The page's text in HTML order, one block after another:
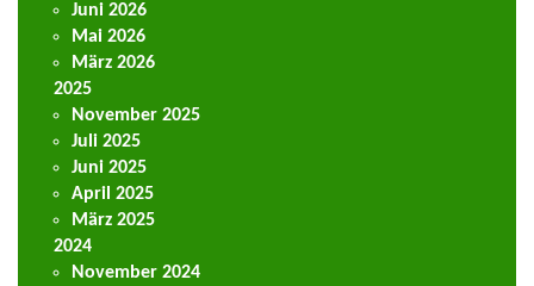
Juni 2026
Mai 2026
März 2026
2025
November 2025
Juli 2025
Juni 2025
April 2025
März 2025
2024
November 2024